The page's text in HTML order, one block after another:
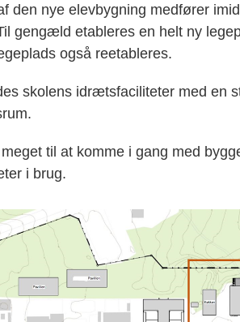
den nye elevbygning medfører
gengæld etableres en helt ny
også reetableres.
skolens idrætsfaciliteter med en
til at komme i gang med
i brug.